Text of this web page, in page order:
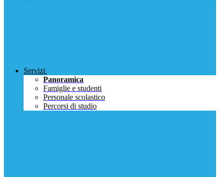
Servizi
Panoramica
Famiglie e studenti
Personale scolastico
Percorsi di studio